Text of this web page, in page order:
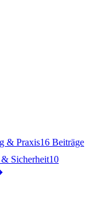
& Praxis16 Beiträge
Sicherheit10